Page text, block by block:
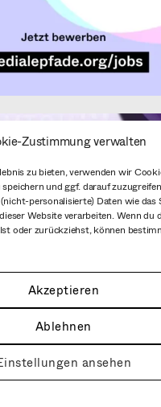
Zustimmung verwalten
zu bieten, verwenden wir
und ggf. darauf
personalisierte) Daten wie das
Website verarbeiten. Wenn du
oder zurückziehst, können
Akzeptieren
Ablehnen
ansehen